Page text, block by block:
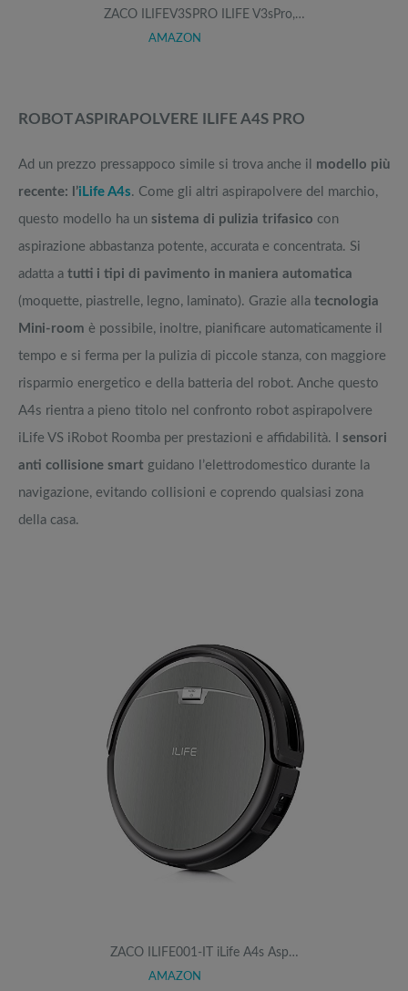
ZACO ILIFEV3SPRO ILIFE V3sPro,…
AMAZON
ROBOT ASPIRAPOLVERE ILIFE A4S PRO
Ad un prezzo pressappoco simile si trova anche il modello più
recente: l’iLife A4s. Come gli altri aspirapolvere del marchio,
questo modello ha un sistema di pulizia trifasico con
aspirazione abbastanza potente, accurata e concentrata. Si
adatta a tutti i tipi di pavimento in maniera automatica
(moquette, piastrelle, legno, laminato). Grazie alla tecnologia
Mini-room è possibile, inoltre, pianificare automaticamente il
tempo e si ferma per la pulizia di piccole stanza, con maggiore
risparmio energetico e della batteria del robot. Anche questo
A4s rientra a pieno titolo nel confronto robot aspirapolvere
iLife VS iRobot Roomba per prestazioni e affidabilità. I sensori
anti collisione smart guidano l’elettrodomestico durante la
navigazione, evitando collisioni e coprendo qualsiasi zona
della casa.
ZACO ILIFE001-IT iLife A4s Asp…
AMAZON